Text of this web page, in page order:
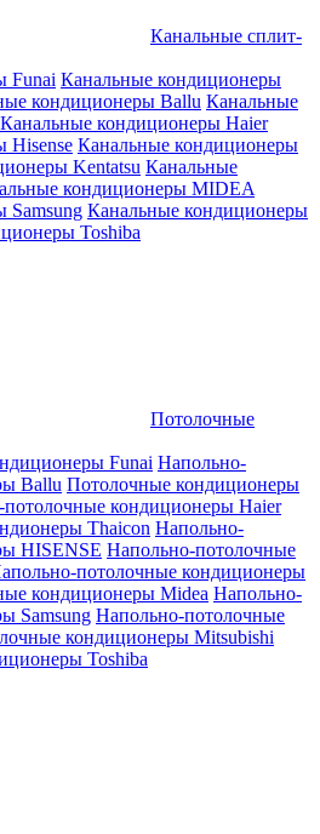
Канальные сплит-
Funai Канальные кондиционеры
кондиционеры Ballu Канальные
Канальные кондиционеры Haier
Hisense Канальные кондиционеры
Kentatsu Канальные
кондиционеры MIDEA
Samsung Канальные кондиционеры
Toshiba
Потолочные
Funai Напольно-
Ballu Потолочные кондиционеры
кондиционеры Haier
Thaicon Напольно-
HISENSE Напольно-потолочные
потолочные кондиционеры
кондиционеры Midea Напольно-
Samsung Напольно-потолочные
кондиционеры Mitsubishi
Toshiba